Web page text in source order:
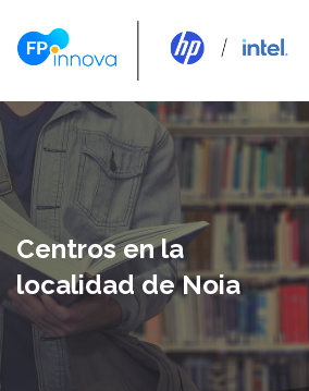
Centros en la
localidad de Noia